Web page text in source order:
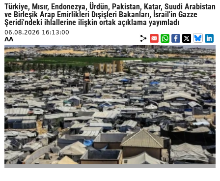
Türkiye, Mısır, Endonezya, Ürdün, Pakistan, Katar, Suudi Arabistan
ve Birleşik Arap Emirlikleri Dışişleri Bakanları, İsrail'in Gazze
Şeridi'ndeki ihlallerine ilişkin ortak açıklama yayımladı
06.08.2026 16:13:00
AA